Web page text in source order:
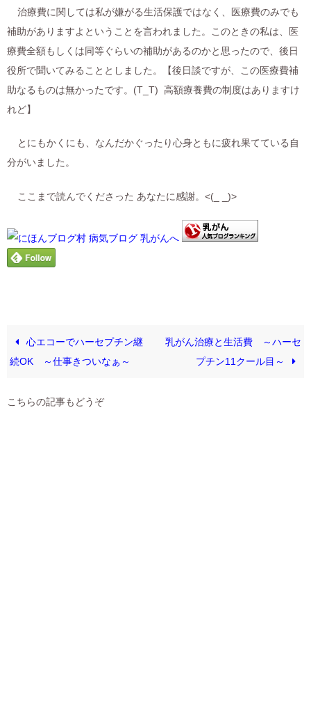
治療費に関しては私が嫌がる生活保護ではなく、医療費のみでも
補助がありますよということを言われました。このときの私は、医
療費全額もしくは同等ぐらいの補助があるのかと思ったので、後日
役所で聞いてみることとしました。【後日談ですが、この医療費補
助なるものは無かったです。(T_T) 高額療養費の制度はありますけ
れど】
とにもかくにも、なんだかぐったり心身ともに疲れ果てている自
分がいました。
ここまで読んでくださった あなたに感謝。<(_ _)>
心エコーでハーセプチン継
続OK ～仕事きついなぁ～
乳がん治療と生活費 ～ハーセ
プチン11クール目～
こちらの記事もどうぞ